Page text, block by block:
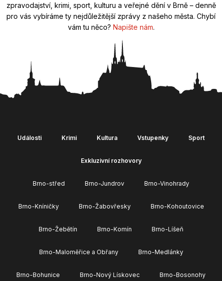
zpravodajství, krimi, sport, kulturu a veřejné dění v Brně – denně
pro vás vybíráme ty nejdůležitější zprávy z našeho města. Chybí
vám tu něco? Napište nám.
Události Krimi Kultura Vstupenky Sport
Exkluzivní rozhovory
Brno-střed Brno-Jundrov Brno-Vinohrady
Brno-Kníničky Brno-Žabovřesky Brno-Kohoutovice
Brno-Žebětín Brno-Komín Brno-Líšeň
Brno-Maloměřice a Obřany Brno-Medlánky
Brno-Bohunice Brno-Nový Lískovec Brno-Bosonohy